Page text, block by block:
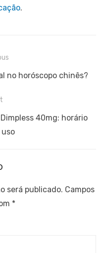
.
no horóscopo chinês?
40mg: horário
uso
será publicado. Campos
*